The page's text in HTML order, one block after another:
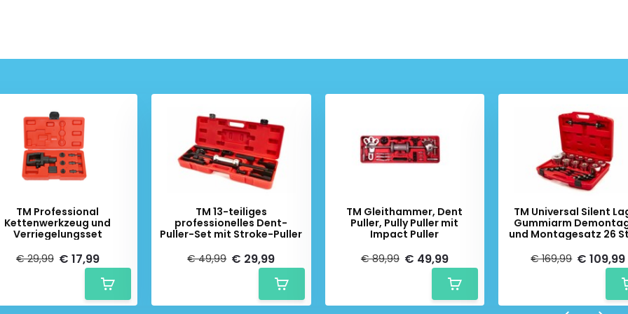
TM Professional
Kettenwerkzeug und
Verriegelungsset
€ 29,99 € 17,99
TM 13-teiliges
professionelles Dent-
Puller-Set mit Stroke-Puller
€ 49,99 € 29,99
TM Gleithammer, Dent
Puller, Pully Puller mit
Impact Puller
€ 89,99 € 49,99
TM Universal Silent
Gummiarm
und Montagesatz 26
€ 169,99 € 109,99